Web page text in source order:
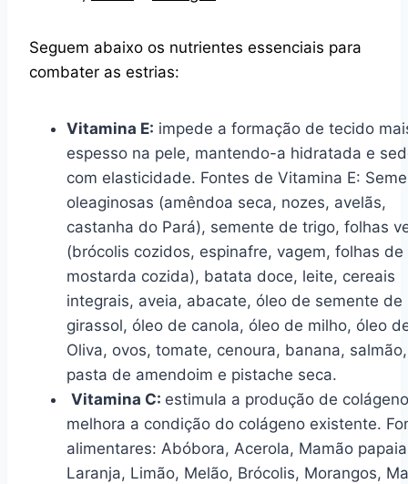
Seguem abaixo os nutrientes essenciais para
combater as estrias:
Vitamina E: impede a formação de tecido
espesso na pele, mantendo-a hidratada e
com elasticidade. Fontes de Vitamina E:
oleaginosas (amêndoa seca, nozes, avelãs,
castanha do Pará), semente de trigo, folhas
(brócolis cozidos, espinafre, vagem, folhas de
mostarda cozida), batata doce, leite, cereais
integrais, aveia, abacate, óleo de semente de
girassol, óleo de canola, óleo de milho, óleo
Oliva, ovos, tomate, cenoura, banana, salmão,
pasta de amendoim e pistache seca.
Vitamina C: estimula a produção de
melhora a condição do colágeno existente.
alimentares: Abóbora, Acerola, Mamão
Laranja, Limão, Melão, Brócolis, Morangos,